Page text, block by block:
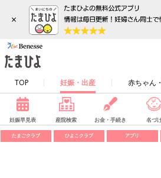
×
TOP 妊娠・出産 赤ちゃん
妊娠早見表 産院検索 お金・手続き 名づ
たまごクラブ ひよこクラブ アプリ